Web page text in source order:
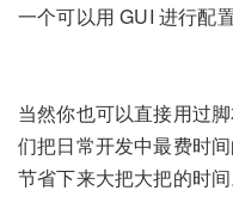
一个可以用 GUI 进行配
当然你也可以直接用过
们把日常开发中最费时
节省下来大把大把的时间